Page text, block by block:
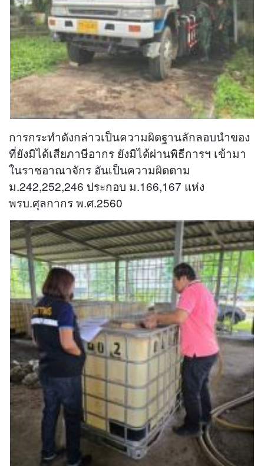
การกระทำดังกล่าวเป็นความผิดฐานลักลอบนำของ
ที่ยังมิได้เสียภาษีอากร ยังมิได้ผ่านพิธีการฯ เข้ามา
ในราชอาณาจักร อันเป็นความผิดตาม
ม.242,252,246 ประกอบ ม.166,167 แห่ง
พรบ.ศุลกากร พ.ศ.2560